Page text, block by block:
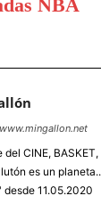
NBA
del CINE,
es un
desde 11.05.2020